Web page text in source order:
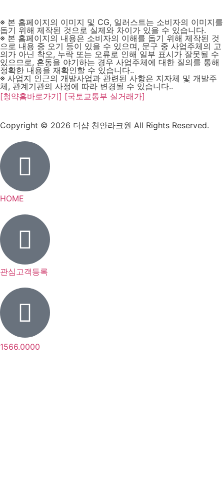
※ 본 홈페이지의 이미지 및 CG, 일러스트는 소비자의 이미지를
돕기 위해 제작된 것으로 실제와 차이가 있을 수 있습니다.
※ 본 홈페이지의 내용은 소비자의 이해를 돕기 위해 제작된 것
으로 내용 중 오기 등이 있을 수 있으며, 문구 중 사업주체의 고
의가 아닌 착오, 누락 또는 오류로 인해 일부 표시가 잘못될 수
있으므로, 혼동을 야기하는 경우 사업주체에 대한 질의를 통해
정확한 내용을 재확인할 수 있습니다..
※ 사업지 인근의 개발사업과 관련된 사항은 지자체 및 개발주
체, 관계기관의 사정에 따라 변경될 수 있습니다..
[청약홈바로가기] [국토교통부 실거래가]
Copyright © 2026 더샵 천안라크원 All Rights Reserved.
HOME
관심고객등록
1566.0000